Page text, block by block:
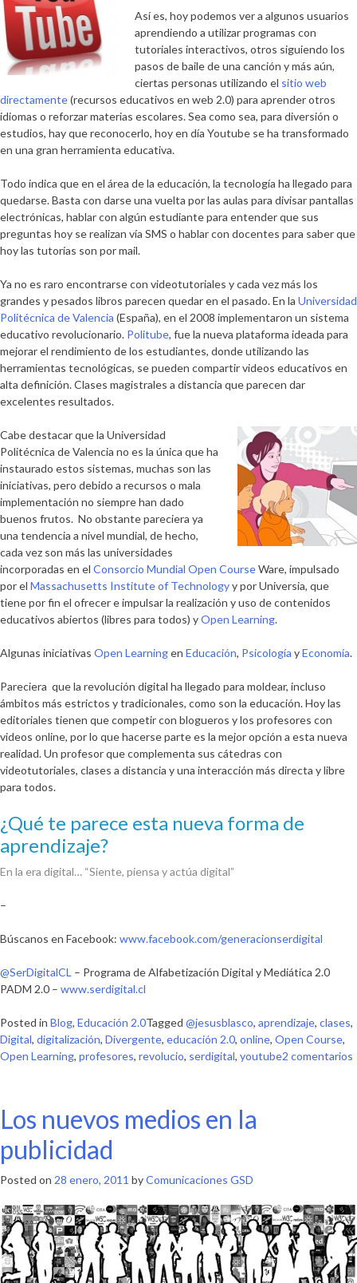
Así es, hoy podemos ver a algunos usuarios
aprendiendo a utilizar programas con
tutoriales interactivos, otros siguiendo los
pasos de baile de una canción y más aún,
ciertas personas utilizando el sitio web
directamente(recursos educativos en web 2.0) para aprender otros
idiomas o reforzar materias escolares. Sea como sea, para diversión o
estudios, hay que reconocerlo, hoy en día Youtube se ha transformado
en una gran herramienta educativa.
Todo indica que en el área de la educación, la tecnología ha llegado para
quedarse. Basta con darse una vuelta por las aulas para divisar pantallas
electrónicas, hablar con algún estudiante para entender que sus
preguntas hoy se realizan vía SMS o hablar con docentes para saber que
hoy las tutorías son por mail.
Ya no es raro encontrarse con videotutoriales y cada vez más los
grandes y pesados libros parecen quedar en el pasado. En la Universidad
Politécnica de Valencia (España), en el 2008 implementaron un sistema
educativo revolucionario. Politube, fue la nueva plataforma ideada para
mejorar el rendimiento de los estudiantes, donde utilizando las
herramientas tecnológicas, se pueden compartir videos educativos en
alta definición. Clases magistrales a distancia que parecen dar
excelentes resultados.
Cabe destacar que la Universidad
Politécnica de Valencia no es la única que ha
instaurado estos sistemas, muchas son las
iniciativas, pero debido a recursos o mala
implementación no siempre han dado
buenos frutos. No obstante pareciera ya
una tendencia a nivel mundial, de hecho,
cada vez son más las universidades
incorporadas en el Consorcio Mundial Open CourseWare, impulsado
por el Massachusetts Institute of Technologyy por Universia, que
tiene por fin el ofrecer e impulsar la realización y uso de contenidos
educativos abiertos (libres para todos) yOpen Learning.
Algunas iniciativas Open Learningen Educación, Psicología yEconomía.
Pareciera que la revolución digital ha llegado para moldear, incluso
ámbitos más estrictos y tradicionales, como son la educación. Hoy las
editoriales tienen que competir con blogueros y los profesores con
videos online, por lo que hacerse parte es la mejor opción a esta nueva
realidad. Un profesor que complementa sus cátedras con
videotutoriales, clases a distancia y una interacción más directa y libre
para todos.
¿Qué te parece esta nueva forma de
aprendizaje?
En la era digital… “Siente, piensa y actúa digital”
–
Búscanos en Facebook: www.facebook.com/generacionserdigital
@SerDigitalCL – Programa de Alfabetización Digital y Mediática 2.0
PADM 2.0 – www.serdigital.cl
Posted in Blog, Educación 2.0Tagged @jesusblasco, aprendizaje, clases,
Digital, digitalización, Divergente, educación 2.0, online, Open Course,
Open Learning, profesores, revolucio, serdigital, youtube2 comentarios
Los nuevos medios en la
publicidad
Posted on 28 enero, 2011 byComunicaciones GSD